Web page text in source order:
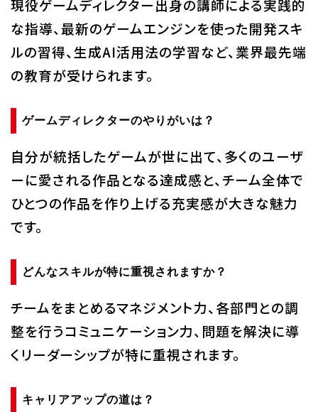
現役ゲームディレクター出身の講師による実践的
な指導、最新のゲームエンジンを使った開発スキ
ルの習得、生成AI活用法の学習など、業界最先端
の教育が受けられます。
ゲームディレクターのやりがいは？
自分が統括したゲームが世に出て、多くのユーザ
ーに愛される作品となる達成感と、チーム全体で
ひとつの作品を作り上げる充実感が大きな魅力
です。
どんなスキルが特に重視されますか？
チームをまとめるマネジメント力、各部門との調
整を行うコミュニケーション力、問題を解決に導
くリーダーシップが特に重視されます。
キャリアアップの道は？